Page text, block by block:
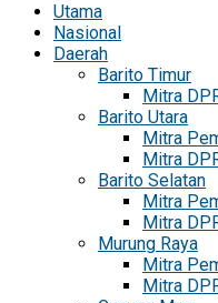
Utama
Nasional
Daerah
Barito Timur
Mitra
Barito Utara
Mitra
Mitra
Barito Selatan
Mitra
Mitra
Murung Raya
Mitra
Mitra